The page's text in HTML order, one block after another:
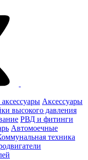
Аксессуары
высокого давления
РВД и фитинги
Автомоечные
техника